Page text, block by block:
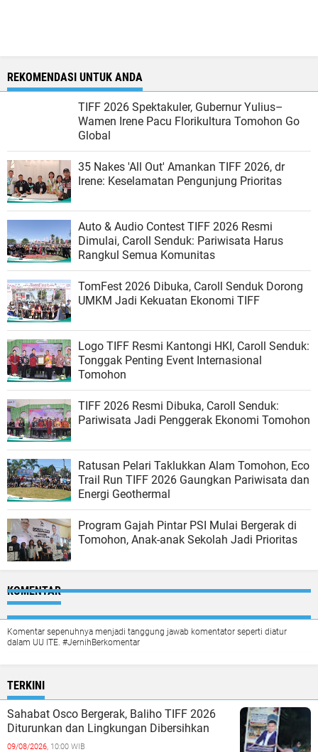
REKOMENDASI UNTUK ANDA
TIFF 2026 Spektakuler, Gubernur Yulius–
Wamen Irene Pacu Florikultura Tomohon Go
Global
35 Nakes 'All Out' Amankan TIFF 2026, dr
Irene: Keselamatan Pengunjung Prioritas
Auto & Audio Contest TIFF 2026 Resmi
Dimulai, Caroll Senduk: Pariwisata Harus
Rangkul Semua Komunitas
TomFest 2026 Dibuka, Caroll Senduk Dorong
UMKM Jadi Kekuatan Ekonomi TIFF
Logo TIFF Resmi Kantongi HKI, Caroll Senduk:
Tonggak Penting Event Internasional
Tomohon
TIFF 2026 Resmi Dibuka, Caroll Senduk:
Pariwisata Jadi Penggerak Ekonomi Tomohon
Ratusan Pelari Taklukkan Alam Tomohon, Eco
Trail Run TIFF 2026 Gaungkan Pariwisata dan
Energi Geothermal
Program Gajah Pintar PSI Mulai Bergerak di
Tomohon, Anak-anak Sekolah Jadi Prioritas
KOMENTAR
Komentar sepenuhnya menjadi tanggung jawab komentator seperti diatur
dalam UU ITE. #JernihBerkomentar
TERKINI
Sahabat Osco Bergerak, Baliho TIFF 2026
Diturunkan dan Lingkungan Dibersihkan
09/08/2026, 10:00 WIB